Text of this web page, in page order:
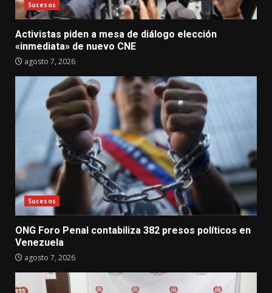
Sucesos
Activistas piden a mesa de diálogo elección
«inmediata» de nuevo CNE
agosto 7, 2026
Sucesos
ONG Foro Penal contabiliza 382 presos políticos en
Venezuela
agosto 7, 2026